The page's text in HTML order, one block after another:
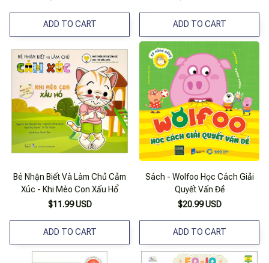
ADD TO CART ADD TO CART
Bé Nhận Biết Và Làm Chủ Cảm
Xúc - Khi Mèo Con Xấu Hổ
$11.99 USD
ADD TO CART
Sách - Wolfoo Học Cách Giải
Quyết Vấn Đề
$20.99 USD
ADD TO CART